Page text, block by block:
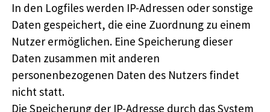
In den Logfiles werden IP-Adressen oder sonstige
Daten gespeichert, die eine Zuordnung zu einem
Nutzer ermöglichen. Eine Speicherung dieser
Daten zusammen mit anderen
personenbezogenen Daten des Nutzers findet
nicht statt.
Die Speicherung der IP-Adresse durch das System